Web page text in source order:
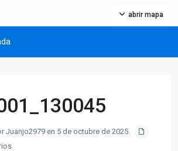
abrir mapa
Juanjo2979 en 5 de octubre de 2025